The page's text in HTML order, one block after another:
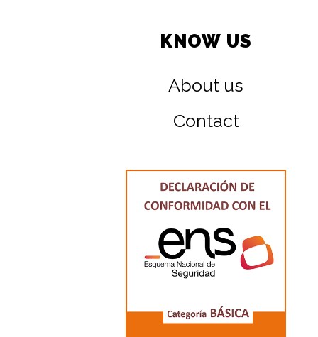
KNOW US
About us
Contact